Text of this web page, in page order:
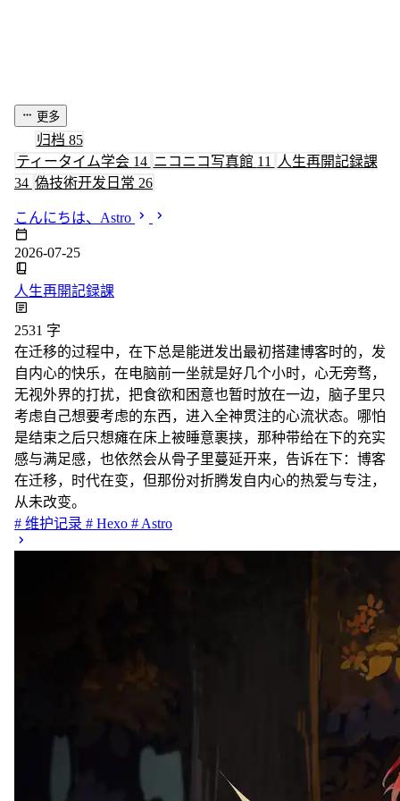
更多
归档 85
ティータイム学会 14 ニコニコ写真館 11
人生再開記録課
34 偽技術开发日常 26
こんにちは、Astro
2026-07-25
人生再開記録課
2531 字
在迁移的过程中，在下总是能迸发出最初搭建博客时的，发
自内心的快乐，在电脑前一坐就是好几个小时，心无旁骛，
无视外界的打扰，把食欲和困意也暂时放在一边，脑子里只
考虑自己想要考虑的东西，进入全神贯注的心流状态。哪怕
是结束之后只想瘫在床上被睡意裹挟，那种带给在下的充实
感与满足感，也依然会从骨子里蔓延开来，告诉在下：博客
在迁移，时代在变，但那份对折腾发自内心的热爱与专注，
从未改变。
# 维护记录 # Hexo # Astro